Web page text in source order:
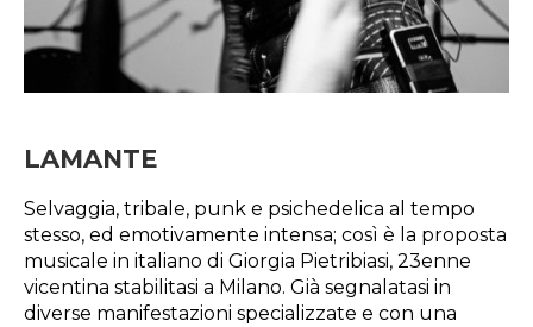
LAMANTE
Selvaggia, tribale, punk e psichedelica al tempo
stesso, ed emotivamente intensa; così è la proposta
musicale in italiano di Giorgia Pietribiasi, 23enne
vicentina stabilitasi a Milano. Già segnalatasi in
diverse manifestazioni specializzate e con una